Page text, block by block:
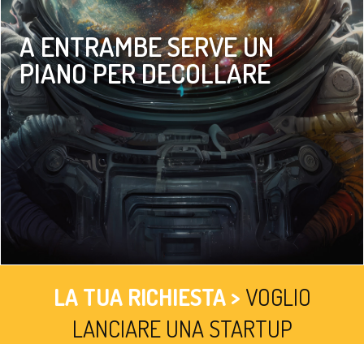
A ENTRAMBE SERVE UN
PIANO PER DECOLLARE
LA TUA RICHIESTA > VOGLIO
LANCIARE UNA STARTUP